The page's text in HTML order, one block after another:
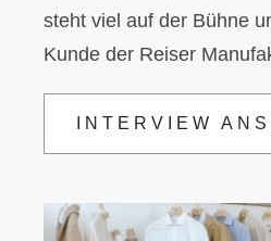
steht viel auf der Bühne
Kunde der Reiser
INTERVIEW